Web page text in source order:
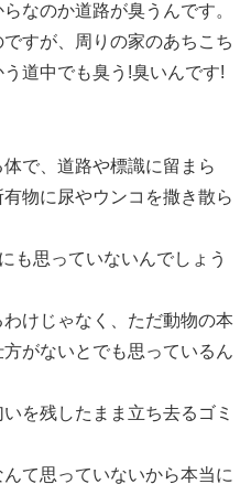
なのか道路が臭うんです。
すが、周りの家のあちこち
道中でも臭う!臭いんです!
で、道路や標識に留まら
物に尿やウンコを撒き散ら
も思っていないんでしょう
けじゃなく、ただ動物の本
がないとでも思っているん
を残したまま立ち去るゴミ
て思っていないから本当に